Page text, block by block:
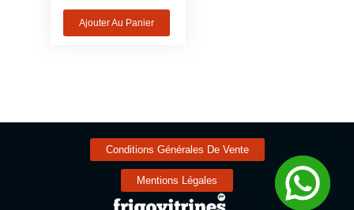
Ajouter Au Panier
Conditions Générales De Vente
Mentions Légales